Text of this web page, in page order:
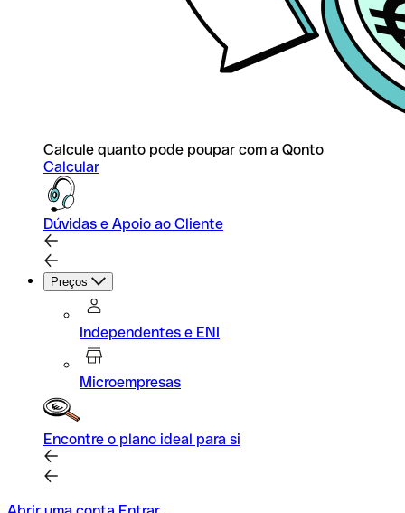
Calcule quanto pode poupar com a Qonto
Calcular
Dúvidas e Apoio ao Cliente
Preços
Independentes e ENI
Microempresas
Encontre o plano ideal para si